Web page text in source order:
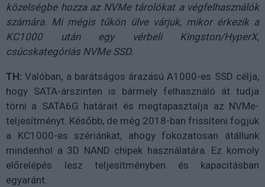
közelségbe hozza az NVMe tárolókat a végfelhasználók
számára. Mi mégis tűkön ülve várjuk, mikor érkezik a
KC1000 után egy vérbeli Kingston/HyperX,
csúcskategóriás NVMe SSD.
TH: Valóban, a barátságos árazású A1000-es SSD célja,
hogy SATA-árszinten is bármely felhasználó át tudja
törni a SATA6G határait és megtapasztalja az NVMe-
teljesítményt. Később, de még 2018-ban frissíteni fogjuk
a KC1000-es szériánkat, ahogy fokozatosan átállunk
mindenhol a 3D NAND chipek használatára. Ez komoly
előrelépés lesz teljesítményben és kapacitásban
egyaránt.